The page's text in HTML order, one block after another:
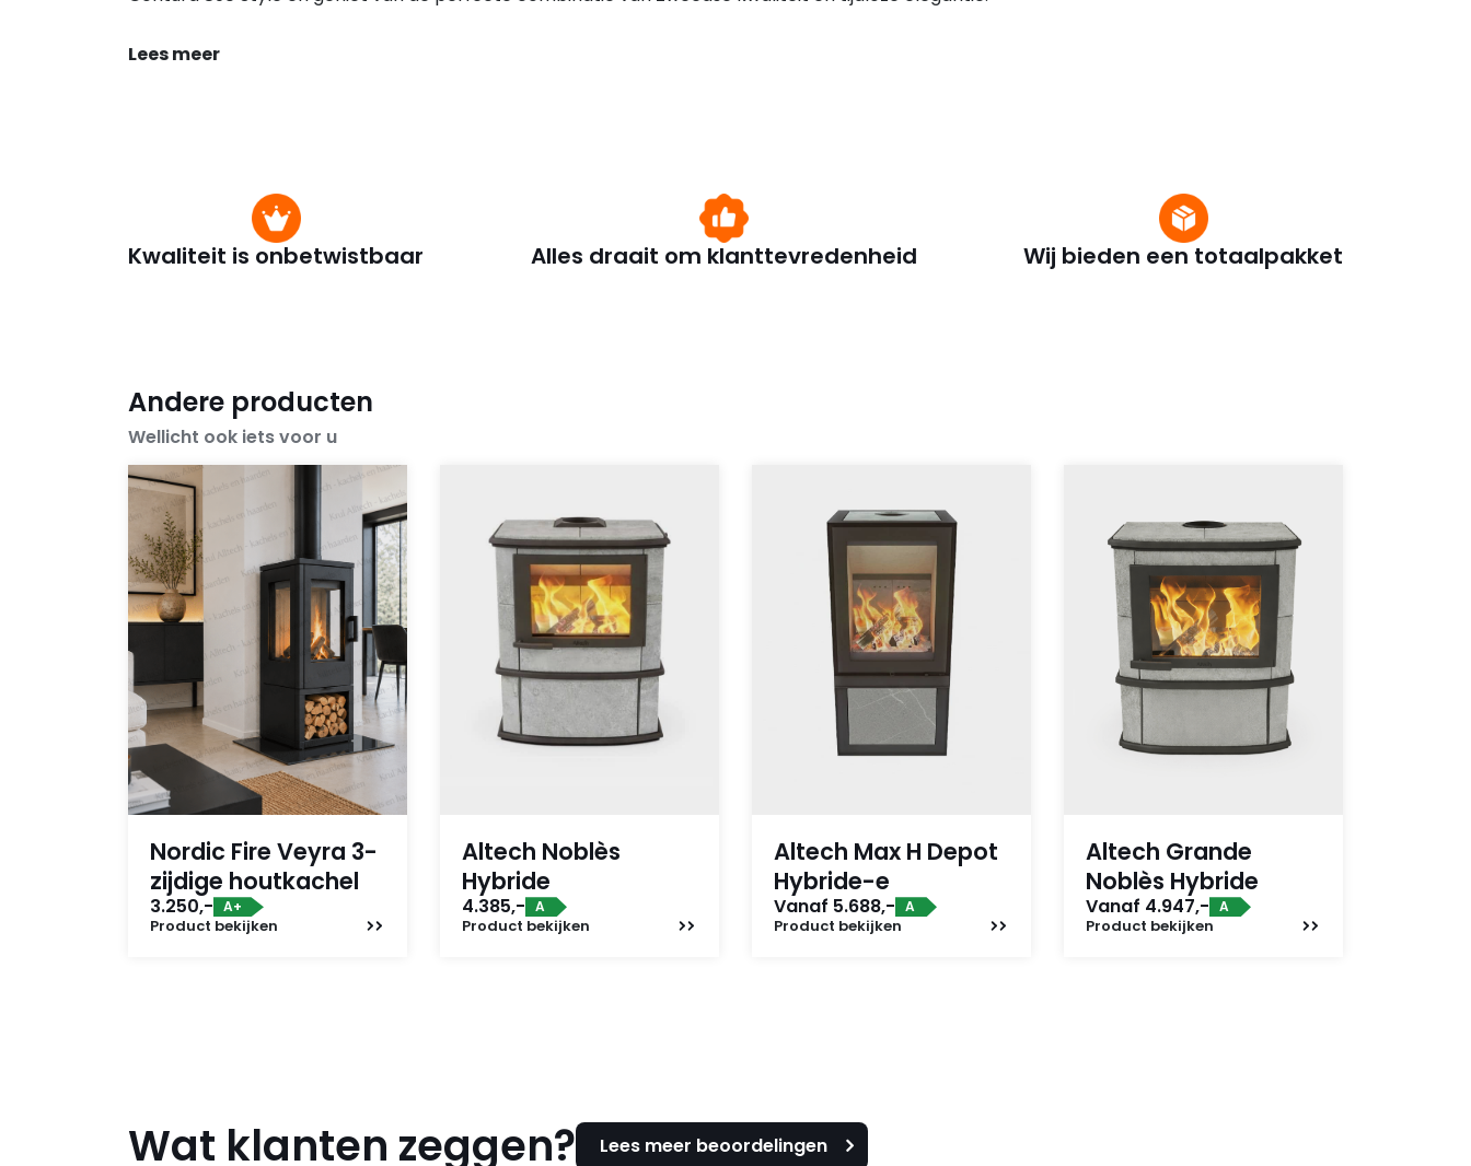
Lees meer
Kwaliteit is onbetwistbaar Alles draait om klanttevredenheid Wij bieden een totaalpakket
Andere producten
Wellicht ook iets voor u
Nordic Fire Veyra 3-
zijdige houtkachel
3.250,- A+
Product bekijken
Altech Noblès
Hybride
4.385,- A
Product bekijken
Altech Max H Depot
Hybride-e
Vanaf 5.688,- A
Product bekijken
Altech Grande
Noblès Hybride
Vanaf 4.947,- A
Product bekijken
Wat klanten zeggen? Lees meer beoordelingen